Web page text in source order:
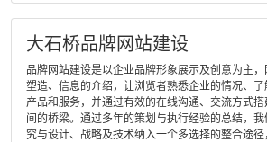
大石桥品牌网站建设
品牌网站建设是以企业品牌形象展示及创意为主
塑造、信息的介绍，让浏览者熟悉企业的情况、
产品和服务，并通过有效的在线沟通、交流方式
间的桥梁。通过多年的策划与执行经验的总结，
究与设计、战略及技术纳入一个多选择的整合途